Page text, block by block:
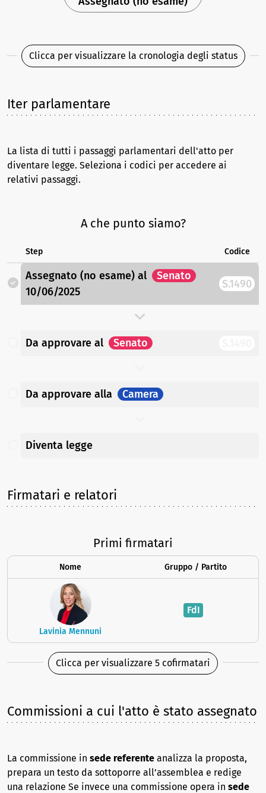
Clicca per visualizzare la cronologia degli status
Iter parlamentare
La lista di tutti i passaggi parlamentari dell'atto per
diventare legge. Seleziona i codici per accedere ai
relativi passaggi.
A che punto siamo?
Step Codice
Assegnato (no esame) al
Senato
10/06/2025
S.1490
Da approvare al Senato
Da approvare alla Camera
Diventa legge
Firmatari e relatori
Primi firmatari
Nome Gruppo / Partito
Lavinia Mennuni
FdI
Clicca per visualizzare 5 cofirmatari
Commissioni a cui l'atto è stato assegnato
La commissione in sede referente analizza la proposta,
prepara un testo da sottoporre all’assemblea e redige
una relazione Se invece una commissione opera in sede